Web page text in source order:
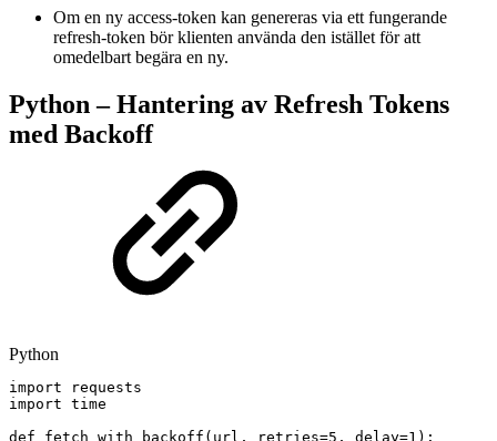
Om en ny access-token kan genereras via ett fungerande
refresh-token bör klienten använda den istället för att
omedelbart begära en ny.
Python – Hantering av Refresh Tokens
med Backoff
Python
import
requests
import time
def
fetch_with_backoff ( url , retries=5 , delay=1 ) :